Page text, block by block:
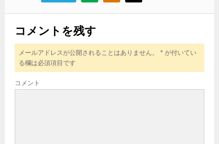
コメントを残す
メールアドレスが公開されることはありません。 * が付いてい
る欄は必須項目です
コメント